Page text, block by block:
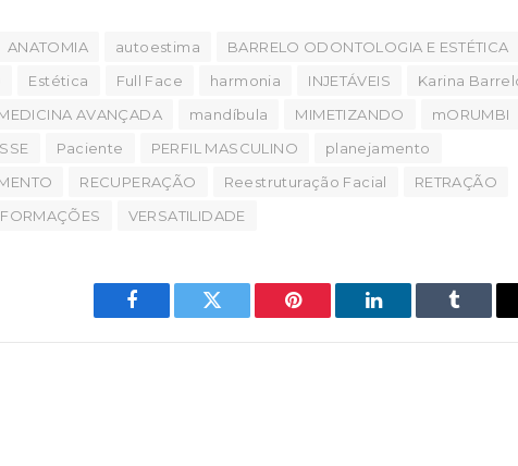
ANATOMIA autoestima
BARRELO ODONTOLOGIA E ESTÉTICA
Estética Full Face harmonia INJETÁVEIS
Karina
AVANÇADA
mandíbula MIMETIZANDO
mORUMBI
Paciente PERFIL MASCULINO
planejamento
RECUPERAÇÃO Reestruturação Facial
RETRAÇÃO
VERSATILIDADE
Facebook Twitter Pinterest LinkedIn Tumblr